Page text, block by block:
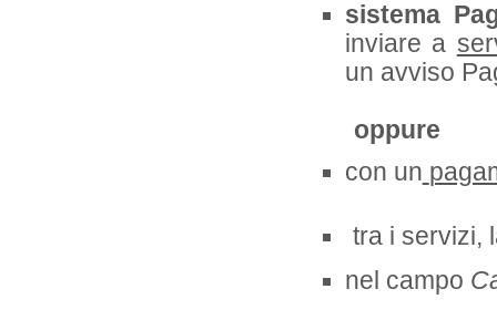
sistema
inviare a
un avviso
oppure
con un
tra i servizi,
nel campo